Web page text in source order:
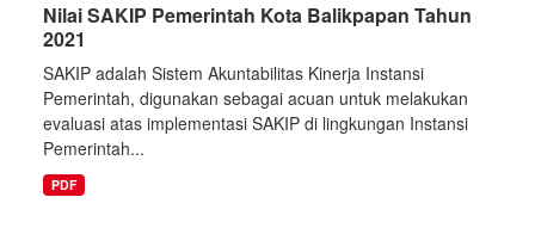
Nilai SAKIP Pemerintah Kota Balikpapan Tahun
2021
SAKIP adalah Sistem Akuntabilitas Kinerja Instansi
Pemerintah, digunakan sebagai acuan untuk melakukan
evaluasi atas implementasi SAKIP di lingkungan Instansi
Pemerintah...
PDF